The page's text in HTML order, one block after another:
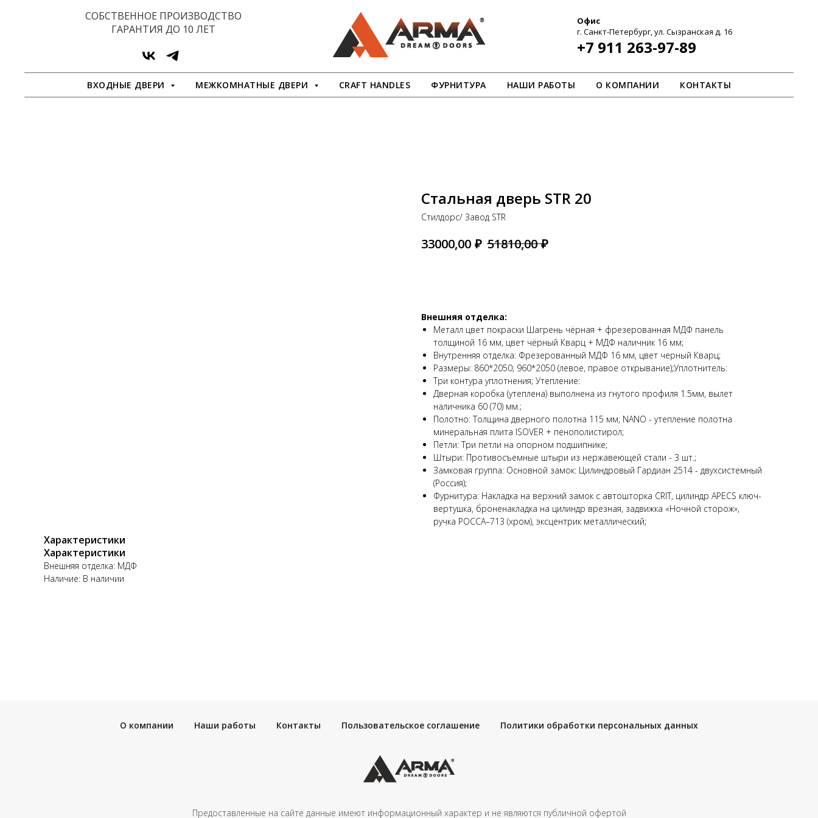
СОБСТВЕННОЕ ПРОИЗВОДСТВО
ГАРАНТИЯ ДО 10 ЛЕТ
Офис
г. Санкт-Петербург, ул. Сызранская д. 16
+7 911 263-97-89
ВХОДНЫЕ ДВЕРИ МЕЖКОМНАТНЫЕ ДВЕРИ CRAFT HANDLES ФУРНИТУРА НАШИ РАБОТЫ О КОМПАНИИ КОНТАКТЫ
Стальная дверь STR 20
Стилдорс/ Завод STR
33000,00 ₽ 51810,00 ₽
Внешняя отделка:
Металл цвет покраски Шагрень чёрная + фрезерованная МДФ панель
толщиной 16 мм, цвет чёрный Кварц + МДФ наличник 16 мм;
Внутренняя отделка: Фрезерованный МДФ 16 мм, цвет черный Кварц;
Размеры: 860*2050; 960*2050 (левое, правое открывание);Уплотнитель:
Три контура уплотнения; Утепление:
Дверная коробка (утеплена) выполнена из гнутого профиля 1.5мм, вылет
наличника 60 (70) мм.;
Полотно: Толщина дверного полотна 115 мм, NANO - утепление полотна
минеральная плита ISOVER + пенополистирол;
Петли: Три петли на опорном подшипнике;
Штыри: Противосъемные штыри из нержавеющей стали - 3 шт.;
Замковая группа: Основной замок: Цилиндровый Гардиан 2514 - двухсистемный
(Россия);
Фурнитура: Накладка на верхний замок с автошторка CRIT, цилиндр APECS ключ-
вертушка, броненакладка на цилиндр врезная, задвижка «Ночной сторож»,
ручка РОССА–713 (хром), эксцентрик металлический;
Характеристики
Характеристики
Внешняя отделка: МДФ
Наличие: В наличии
О компании Наши работы Контакты Пользовательское соглашение Политики обработки персональных данных
Предоставленные на сайте данные имеют информационный характер и не являются публичной офертой